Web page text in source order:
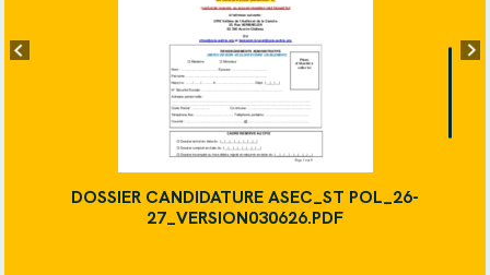
DOSSIER CANDIDATURE ASEC_ST POL_26-
27_VERSION030626.PDF